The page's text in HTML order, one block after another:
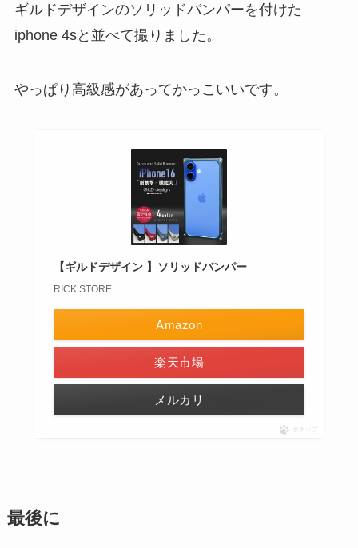
ギルドデザインのソリッドバンパーを付けた
iphone 4sと並べて撮りました。
やっぱり高級感があってかっこいいです。
【ギルドデザイン 】ソリッドバンパー
RICK STORE
Amazon
楽天市場
メルカリ
ポチップ
最後に